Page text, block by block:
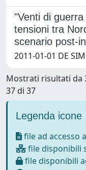
"Venti di
tensioni tra
scenario post-
2011-01-01 DE
Mostrati risultati da
37 di 37
Legenda icone
file ad accesso
file disponibili
file disponibili